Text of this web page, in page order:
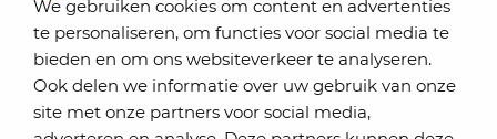
We gebruiken cookies om content en advertenties
te personaliseren, om functies voor social media te
bieden en om ons websiteverkeer te analyseren.
Ook delen we informatie over uw gebruik van onze
site met onze partners voor social media,
Schrijf je in voor onze nieuwsbrief
Elke maand bundelen de adviseurs van Lansigt in